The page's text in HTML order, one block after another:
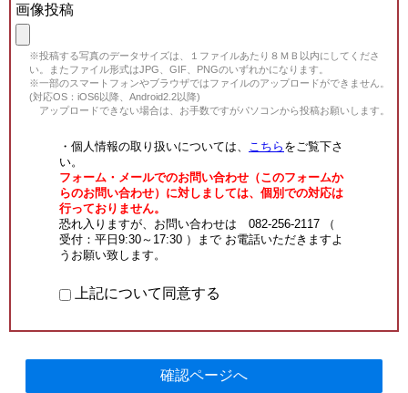
画像投稿
※投稿する写真のデータサイズは、１ファイルあたり８ＭＢ以内にしてくださ
い。またファイル形式はJPG、GIF、PNGのいずれかになります。
※一部のスマートフォンやブラウザではファイルのアップロードができません。
(対応OS：iOS6以降、Android2.2以降)
アップロードできない場合は、お手数ですがパソコンから投稿お願いします。
・個人情報の取り扱いについては、 こちら をご覧下さ
い。
フォーム・メールでのお問い合わせ（このフォームか
らのお問い合わせ）に対しましては、個別での対応は
行っておりません。
恐れ入りますが、お問い合わせは 082-256-2117 （
受付：平日9:30～17:30 ）まで お電話いただきますよ
うお願い致します。
上記について同意する
確認ページへ